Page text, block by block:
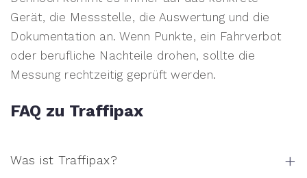
Gerät, die Messstelle, die Auswertung und die
Dokumentation an. Wenn Punkte, ein Fahrverbot
oder berufliche Nachteile drohen, sollte die
Messung rechtzeitig geprüft werden.
FAQ zu Traffipax
Was ist Traffipax? +